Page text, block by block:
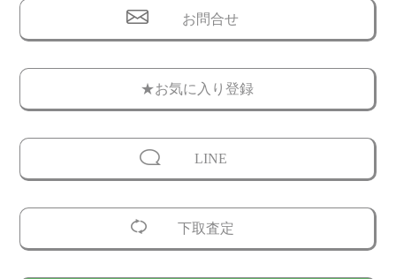
お問合せ
★お気に入り登録
LINE
下取査定